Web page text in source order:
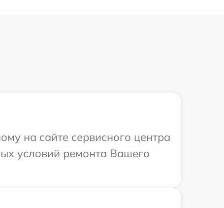
на сайте сервисного центра
условий ремонта Вашего